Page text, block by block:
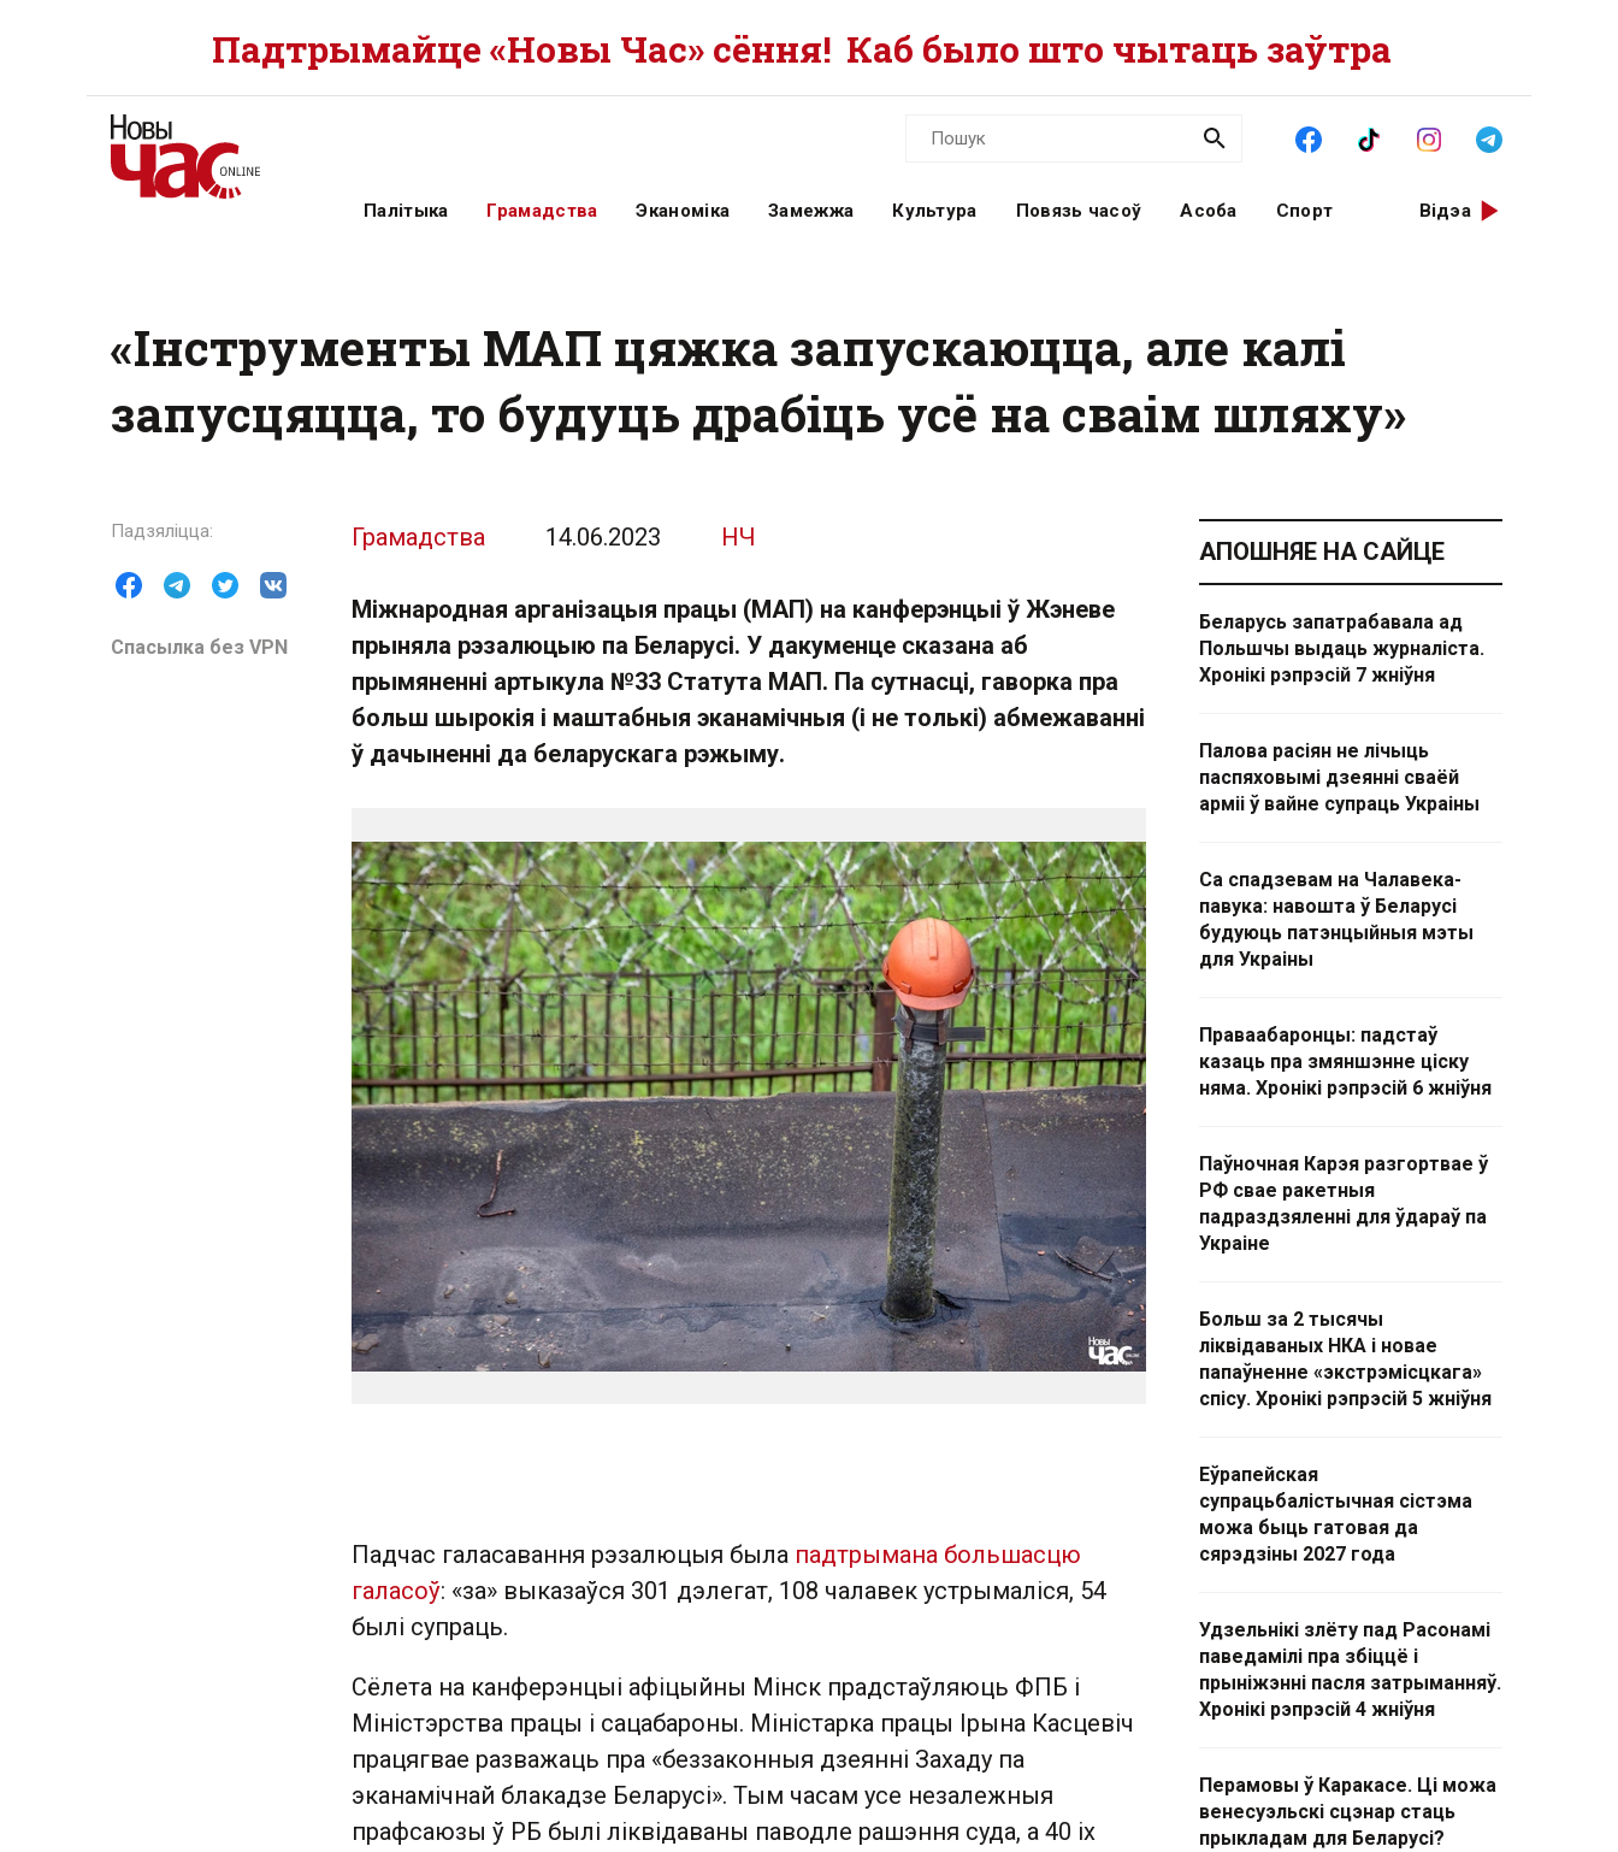
Падтрымайце «Новы Час» сёння! Каб было што чытаць заўтра
Палітыка Грамадства Эканоміка Замежжа Культура Повязь часоў Асоба Спорт Відэа
«Інструменты МАП цяжка запускаюцца, але калі
запусцяцца, то будуць драбіць усё на сваім шляху»
Спасылка без VPN
Грамадства 14.06.2023 НЧ
Міжнародная арганізацыя працы (МАП) на канферэнцыі ў Жэневе
прыняла рэзалюцыю па Беларусі. У дакуменце сказана аб
прымяненні артыкула №33 Статута МАП. Па сутнасці, гаворка пра
больш шырокія і маштабныя эканамічныя (і не толькі) абмежаванні
ў дачыненні да беларускага рэжыму.
Падчас галасавання рэзалюцыя была падтрымана большасцю
галасоў: «за» выказаўся 301 дэлегат, 108 чалавек устрымаліся, 54
былі супраць.
Сёлета на канферэнцыі афіцыйны Мінск прадстаўляюць ФПБ і
Міністэрства працы і сацабароны. Міністарка працы Ірына Касцевіч
працягвае разважаць пра «беззаконныя дзеянні Захаду па
эканамічнай блакадзе Беларусі». Тым часам усе незалежныя
прафсаюзы ў РБ былі ліквідаваны паводле рашэння суда, а 40 іх
АПОШНЯЕ НА САЙЦЕ
Беларусь запатрабавала ад
Польшчы выдаць журналіста.
Хронікі рэпрэсій 7 жніўня
Палова расіян не лічыць
паспяховымі дзеянні сваёй
арміі ў вайне супраць Украіны
Са спадзевам на Чалавека-
павука: навошта ў Беларусі
будуюць патэнцыйныя мэты
для Украіны
Праваабаронцы: падстаў
казаць пра змяншэнне ціску
няма. Хронікі рэпрэсій 6 жніўня
Паўночная Карэя разгортвае ў
РФ свае ракетныя
падраздзяленні для ўдараў па
Украіне
Больш за 2 тысячы
ліквідаваных НКА і новае
папаўненне «экстрэмісцкага»
спісу. Хронікі рэпрэсій 5 жніўня
Еўрапейская
супрацьбалістычная сістэма
можа быць гатовая да
сярэдзіны 2027 года
Удзельнікі злёту пад Расонамі
паведамілі пра збіццё і
прыніжэнні пасля затрыманняў.
Хронікі рэпрэсій 4 жніўня
Перамовы ў Каракасе. Ці можа
венесуэльскі сцэнар стаць
прыкладам для Беларусі?